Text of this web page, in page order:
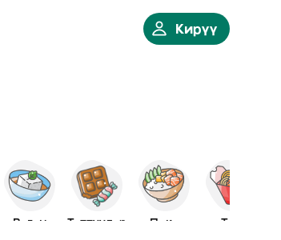
Кирүү
Веган Таттуулар Поке Тай